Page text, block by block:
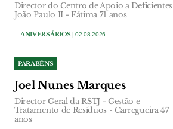
Director do Centro de Apoio a Deficientes
João Paulo II - Fátima 71 anos
ANIVERSÁRIOS| 02-08-2026
PARABÉNS
Joel Nunes Marques
Director Geral da RSTJ - Gestão e
Tratamento de Resíduos - Carregueira 47
anos